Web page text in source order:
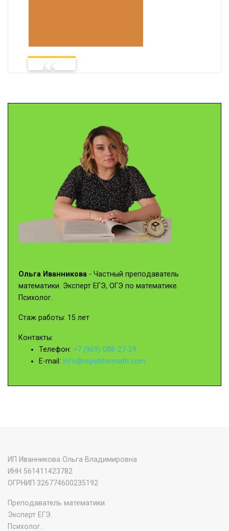
Ольга Иванникова - Частный преподаватель
математики. Эксперт ЕГЭ, ОГЭ по математике.
Психолог.
Стаж работы: 15 лет
Контакты:
Телефон: +7 (969) 088-27-29
E-mail: info@repetitormath.com
ИП Иванникова Ольга Владимировна
ИНН 561411423782
‌ОГРНИП 326774600235192
Преподаватель математики.
Эксперт ЕГЭ.
Психолог.